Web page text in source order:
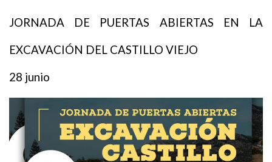
JORNADA DE PUERTAS ABIERTAS EN LA
EXCAVACIÓN DEL CASTILLO VIEJO
28 junio